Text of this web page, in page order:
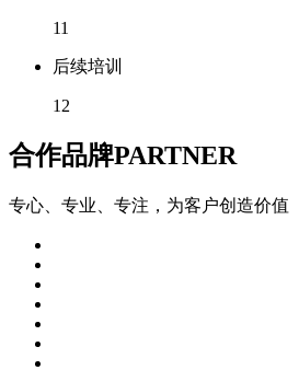
11
后续培训
12
合作品牌PARTNER
专心、专业、专注，为客户创造价值